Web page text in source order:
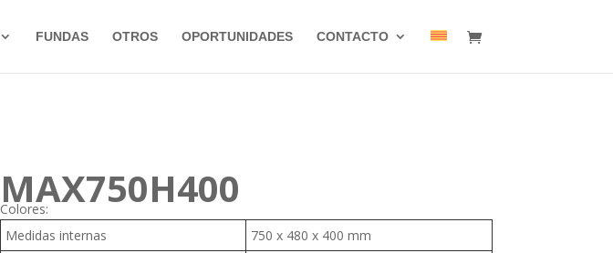
FUNDAS OTROS OPORTUNIDADES CONTACTO
MAX750H400
Colores:
Medidas internas
750 x 480 x 400 mm